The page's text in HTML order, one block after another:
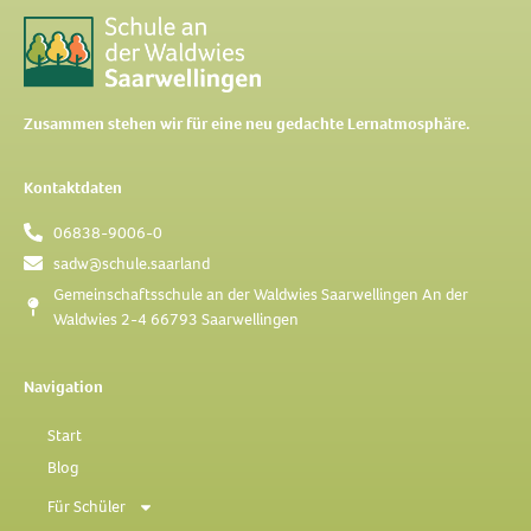
Zusammen stehen wir für eine neu gedachte Lernatmosphäre.​
Kontaktdaten
06838-9006-0
sadw@schule.saarland
Gemeinschaftsschule an der Waldwies Saarwellingen An der
Waldwies 2-4 66793 Saarwellingen
Navigation
Start
Blog
Für Schüler